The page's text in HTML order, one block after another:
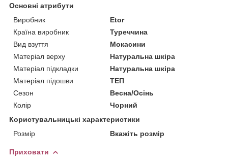
Основні атрибути
Виробник
Etor
Країна виробник
Туреччина
Вид взуття
Мокасини
Матеріал верху
Натуральна шкіра
Матеріал підкладки
Натуральна шкіра
Матеріал підошви
ТЕП
Сезон
Весна/Осінь
Колір
Чорний
Користувальницькі характеристики
Розмір
Вкажіть розмір
Приховати